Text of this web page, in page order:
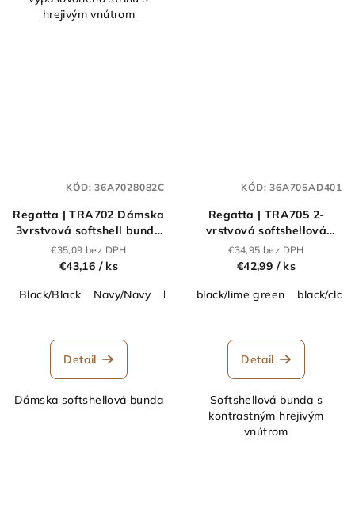
hrejivým vnútrom
Regatta | TRA702 Dámska
3vrstvová softshell bunda
s kapucňou
"Venturer"_36.A702
€35,09 bez DPH
€43,16 / ks
Black/Black
Navy/Navy black/classic red navy/french blue
Detail
Dámska softshellová bunda
KÓD:36A7028082C
Regatta | TRA705 2-
vrstvová softshellová
bunda
"Navigate"_36.A705
€34,95 bez DPH
€42,99 / ks
black/lime green
black/
Detail
Softshellová bunda s
kontrastným hrejivým
vnútrom
KÓD:36A705AD401